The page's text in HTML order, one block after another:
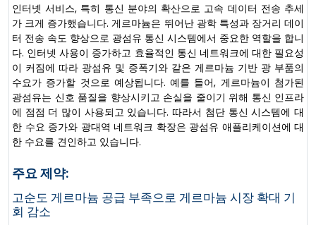
인터넷 서비스, 특히 통신 분야의 확산으로 고속 데이터 전송 추세
가 크게 증가했습니다. 게르마늄은 뛰어난 광학 특성과 장거리 데이
터 전송 속도 향상으로 광섬유 통신 시스템에서 중요한 역할을 합니
다. 인터넷 사용이 증가하고 효율적인 통신 네트워크에 대한 필요성
이 커짐에 따라 광섬유 및 증폭기와 같은 게르마늄 기반 광 부품의
수요가 증가할 것으로 예상됩니다. 예를 들어, 게르마늄이 첨가된
광섬유는 신호 품질을 향상시키고 손실을 줄이기 위해 통신 인프라
에 점점 더 많이 사용되고 있습니다. 따라서 첨단 통신 시스템에 대
한 수요 증가와 광대역 네트워크 확장은 광섬유 애플리케이션에 대
한 수요를 견인하고 있습니다.
주요 제약:
고순도 게르마늄 공급 부족으로 게르마늄 시장 확대 기
회 감소